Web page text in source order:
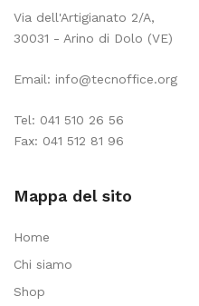
Via dell'Artigianato 2/A,
30031 - Arino di Dolo (VE)
Email: info@tecnoffice.org
Tel: 041 510 26 56
Fax: 041 512 81 96
Mappa del sito
Home
Chi siamo
Shop